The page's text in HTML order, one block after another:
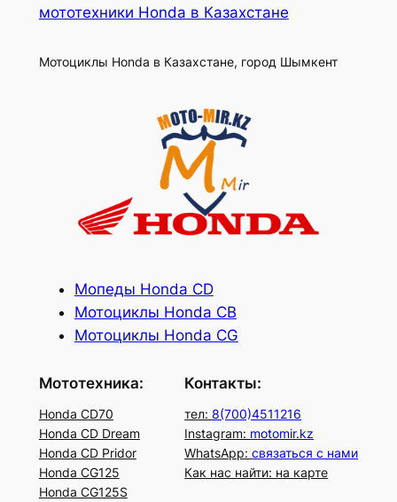
мототехники Honda в Казахстане
Мотоциклы Honda в Казахстане, город Шымкент
Мопеды Honda СD
Мотоциклы Honda CB
Мотоциклы Honda CG
Мототехника:
Honda CD70
Honda CD Dream
Honda CD Pridor
Honda CG125
Honda CG125S
Контакты:
тел:8(700)4511216
Instagram: motomir.kz
WhatsApp:связаться с нами
Как нас найти: на карте